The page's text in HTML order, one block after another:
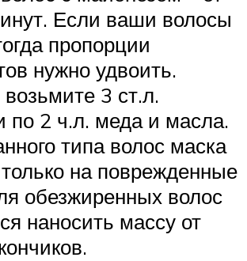
Если ваши волосы
пропорции
нужно удвоить.
3 ст.л.
по 2 ч.л. меда и масла.
типа волос маска
на поврежденные
обезжиренных волос
наносить массу от